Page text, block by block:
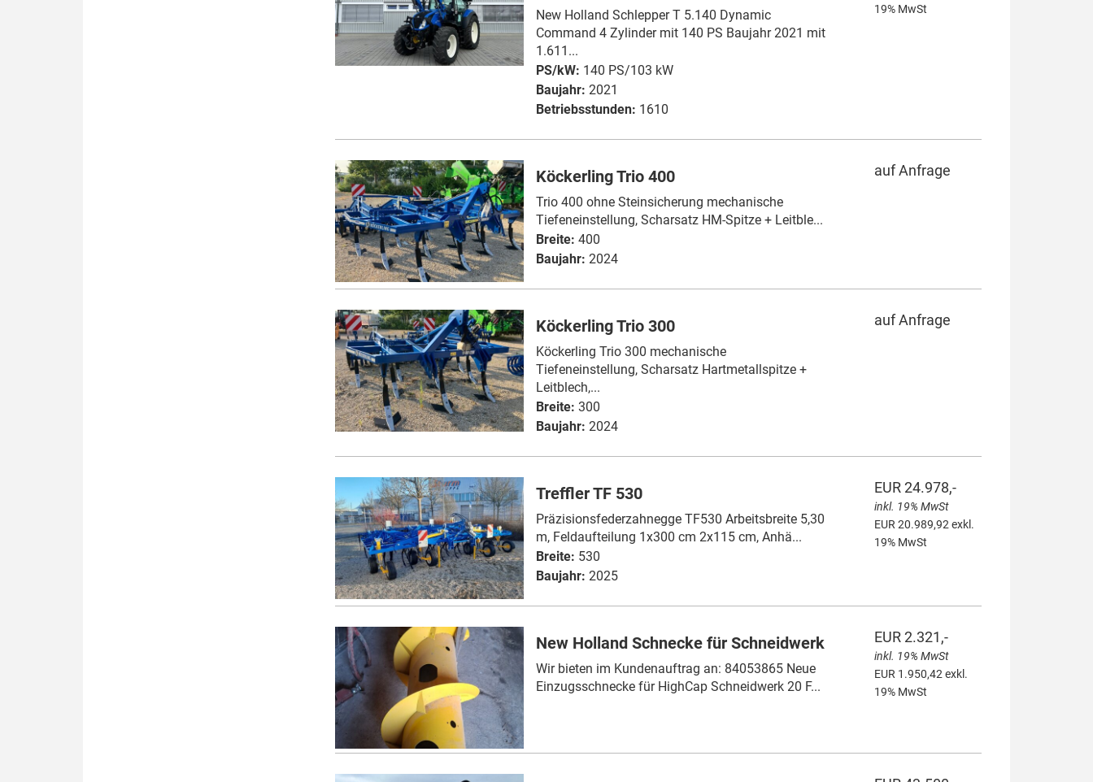
New Holland Schlepper T 5.140 Dynamic
Command 4 Zylinder mit 140 PS Baujahr 2021 mit
1.611...
PS/kW: 140 PS/103 kW
Baujahr: 2021
Betriebsstunden: 1610
19% MwSt
Köckerling Trio 400
Trio 400 ohne Steinsicherung mechanische
Tiefeneinstellung, Scharsatz HM-Spitze + Leitble...
Breite: 400
Baujahr: 2024
auf Anfrage
Köckerling Trio 300
Köckerling Trio 300 mechanische
Tiefeneinstellung, Scharsatz Hartmetallspitze +
Leitblech,...
Breite: 300
Baujahr: 2024
auf Anfrage
Treffler TF 530
Präzisionsfederzahnegge TF530 Arbeitsbreite 5,30
m, Feldaufteilung 1x300 cm 2x115 cm, Anhä...
Breite: 530
Baujahr: 2025
EUR 24.978,-
inkl. 19% MwSt
EUR 20.989,92 exkl.
19% MwSt
New Holland Schnecke für Schneidwerk
Wir bieten im Kundenauftrag an: 84053865 Neue
Einzugsschnecke für HighCap Schneidwerk 20 F...
EUR 2.321,-
inkl. 19% MwSt
EUR 1.950,42 exkl.
19% MwSt